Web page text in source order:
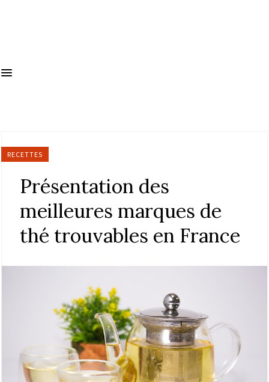
RECETTES
Présentation des
meilleures marques de
thé trouvables en France